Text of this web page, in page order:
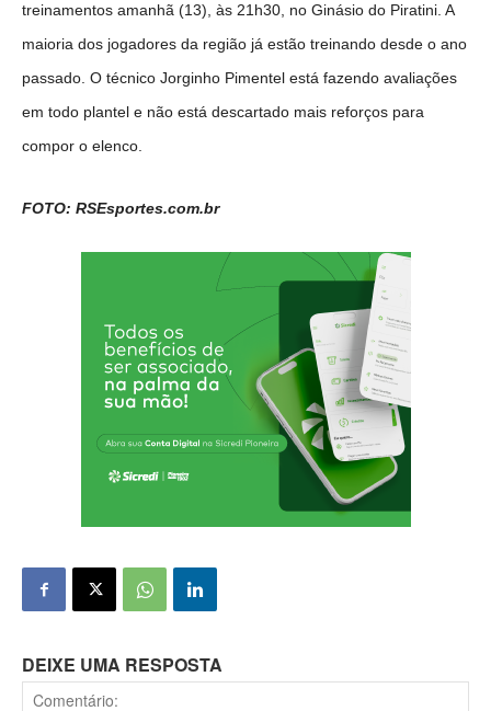
treinamentos amanhã (13), às 21h30, no Ginásio do Piratini. A
maioria dos jogadores da região já estão treinando desde o ano
passado. O técnico Jorginho Pimentel está fazendo avaliações
em todo plantel e não está descartado mais reforços para
compor o elenco.
FOTO: RSEsportes.com.br
DEIXE UMA RESPOSTA